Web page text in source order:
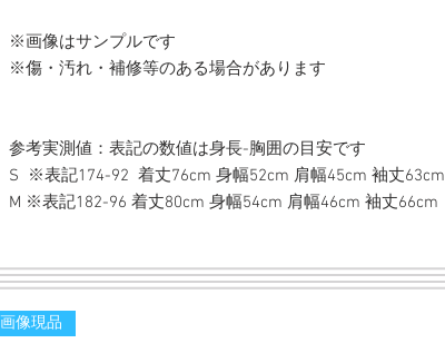
※画像はサンプルです
※傷・汚れ・補修等のある場合があります
参考実測値：表記の数値は身長-胸囲の目安です
S ※表記174-92 着丈76cm 身幅52cm 肩幅45cm 袖丈63cm
M ※表記182-96 着丈80cm 身幅54cm 肩幅46cm 袖丈66cm
画像現品